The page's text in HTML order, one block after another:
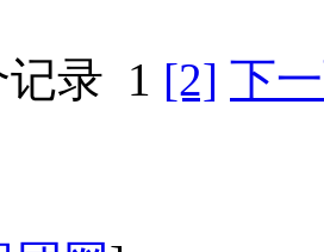
记录 1 [2] 下